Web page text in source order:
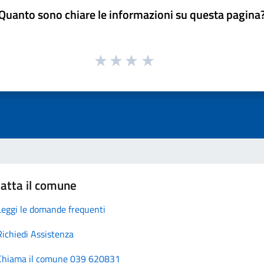
sono chiare le informazioni su questa
il comune
le domande frequenti
Assistenza
il comune 039 620831